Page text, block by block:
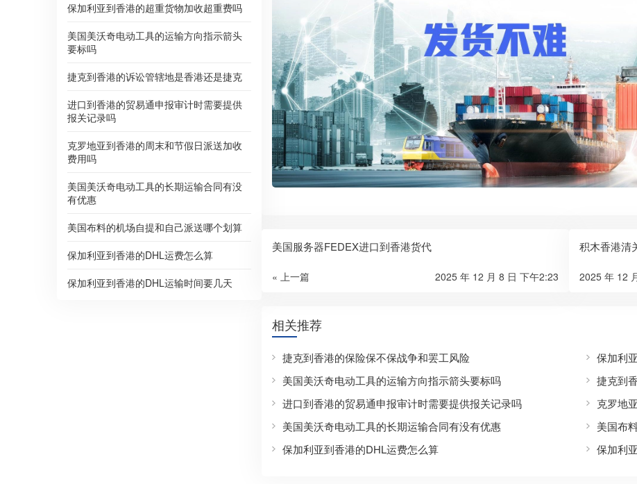
保加利亚到香港的超重货物加收超重费吗
美国美沃奇电动工具的运输方向指示箭头
要标吗
捷克到香港的诉讼管辖地是香港还是捷克
进口到香港的贸易通申报审计时需要提供
报关记录吗
克罗地亚到香港的周末和节假日派送加收
费用吗
美国美沃奇电动工具的长期运输合同有没
有优惠
美国布料的机场自提和自己派送哪个划算
保加利亚到香港的DHL运费怎么算
保加利亚到香港的DHL运输时间要几天
美国服务器FEDEX进口到香港货代
« 上一篇 2025 年 12 月 8 日 下午2:23
积木香港清
2025 年 12
相关推荐
捷克到香港的保险保不保战争和罢工风险
保加利
美国美沃奇电动工具的运输方向指示箭头要标吗
捷克到
进口到香港的贸易通申报审计时需要提供报关记录吗
克罗地
美国美沃奇电动工具的长期运输合同有没有优惠
美国布
保加利亚到香港的DHL运费怎么算
保加利